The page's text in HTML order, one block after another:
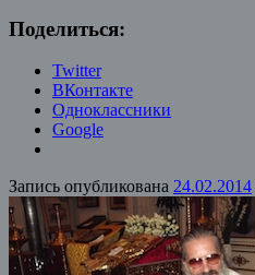
Поделиться:
Twitter
ВКонтакте
Одноклассники
Google
Запись опубликована 24.02.2014